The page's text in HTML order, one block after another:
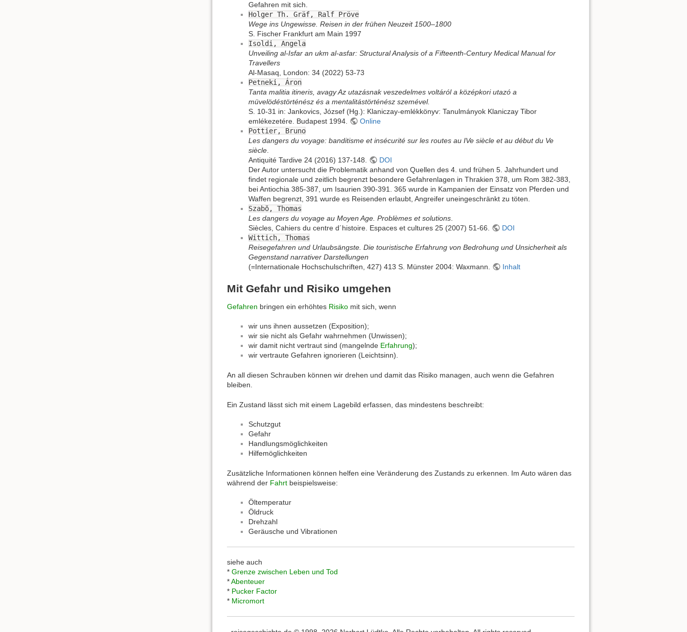
Gefahren mit sich.
Holger Th. Gräf, Ralf Pröve
Wege ins Ungewisse. Reisen in der frühen Neuzeit 1500–1800
S. Fischer Frankfurt am Main 1997
Isoldi, Angela
Unveiling al-Isfar an ukm al-asfar: Structural Analysis of a Fifteenth-Century Medical Manual for
Travellers
Al-Masaq, London: 34 (2022) 53-73
Petneki, Áron
Tanta malitia itineris, avagy Az utazásnak veszedelmes voltáról a középkori utazó a
müvelödéstörténész és a mentalitástörténész szemével.
S. 10-31 in: Jankovics, József (Hg.): Klaniczay-emlékkönyv: Tanulmányok Klaniczay Tibor
emlékezetére. Budapest 1994.
Online
Pottier, Bruno
Les dangers du voyage: banditisme et insécurité sur les routes au IVe siècle et au début du Ve
siècle
Antiquité Tardive 24 (2016) 137-148.
DOI
Der Autor untersucht die Problematik anhand von Quellen des 4. und frühen 5. Jahrhundert und
findet regionale und zeitlich begrenzt besondere Gefahrenlagen in Thrakien 378, um Rom 382-383,
bei Antiochia 385-387, um Isaurien 390-391. 365 wurde in Kampanien der Einsatz von Pferden und
Waffen begrenzt, 391 wurde es Reisenden erlaubt, Angreifer uneingeschränkt zu töten.
Szabŏ, Thomas
Les dangers du voyage au Moyen Age. Problèmes et solutions
Siècles, Cahiers du centre d´histoire. Espaces et cultures 25 (2007) 51-66.
DOI
Wittich, Thomas
Reisegefahren und Urlaubsängste. Die touristische Erfahrung von Bedrohung und Unsicherheit als
Gegenstand narrativer Darstellungen
(=Internationale Hochschulschriften, 427) 413 S. Münster 2004: Waxmann.
Inhalt
Mit Gefahr und Risiko umgehen
Gefahren bringen ein erhöhtes Risiko mit sich, wenn
wir uns ihnen aussetzen (Exposition);
wir sie nicht als Gefahr wahrnehmen (Unwissen);
wir damit nicht vertraut sind (mangelnde Erfahrung);
wir vertraute Gefahren ignorieren (Leichtsinn).
An all diesen Schrauben können wir drehen und damit das Risiko managen, auch wenn die Gefahren
bleiben.
Ein Zustand lässt sich mit einem Lagebild erfassen, das mindestens beschreibt:
Schutzgut
Gefahr
Handlungsmöglichkeiten
Hilfemöglichkeiten
Zusätzliche Informationen können helfen eine Veränderung des Zustands zu erkennen. Im Auto wären das
während der Fahrt beispielsweise:
Öltemperatur
Öldruck
Drehzahl
Geräusche und Vibrationen
siehe auch
* Grenze zwischen Leben und Tod
*Abenteuer
* Pucker Factor
* Micromort